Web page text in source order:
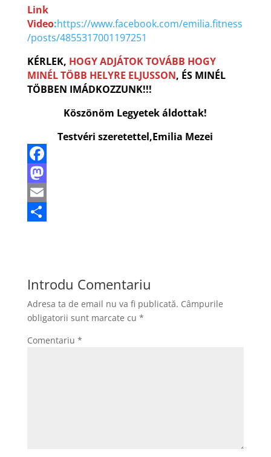
Link
Video:https://www.facebook.com/emilia.fitness
/posts/4855317001197251
KÉRLEK, HOGYADJÁTOK TOVÁBB HOGY
MINÉL TÖBB HELYRE ELJUSSON, ÉS MINÉL
TÖBBEN IMÁDKOZZUNK!!!
Köszönöm Legyetek áldottak!
Testvéri szeretettel,Emilia Mezei
F
a
c
o
k
M
a
d
o
E
lt
a
e
Introdu Comentariu
Adresa ta de email nu va fi publicată. Câmpurile
obligatorii sunt marcate cu *
Comentariu *